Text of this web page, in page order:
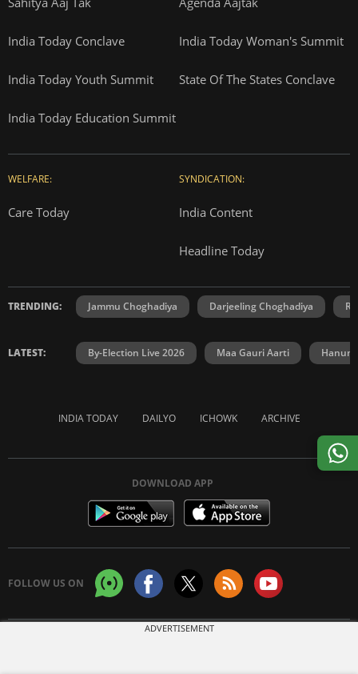
India Today Conclave India Today Woman's Summit
India Today Youth Summit State Of The States Conclave
India Today Education Summit
WELFARE:
Care Today
SYNDICATION:
India Content
Headline Today
TRENDING: Jammu Choghadiya Darjeeling Choghadiya
LATEST: By-Election Live 2026 Maa Gauri Aarti
INDIA TODAY DAILYO ICHOWK ARCHIVE
DOWNLOAD APP
FOLLOW US ON
ADVERTISEMENT